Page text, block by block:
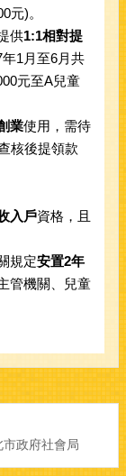
元)。
供1:1相對提
1月至6月共
元至A兒童
業使用，需待
核後提領款
入戶資格，且
規定安置2年
管機關、兒童
市政府社會局